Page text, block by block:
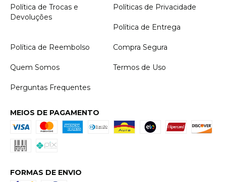
Política de Trocas e
Devoluções
Políticas de Privacidade
Política de Entrega
Política de Reembolso Compra Segura
Quem Somos Termos de Uso
Perguntas Frequentes
MEIOS DE PAGAMENTO
FORMAS DE ENVIO